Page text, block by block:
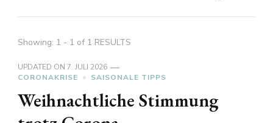
Showing: 1 - 1 of 1 RESULTS
UPDATED ON 7. JULI 2026
CORONAKRISE
SAISONALE TIPPS
Weihnachtliche Stimmung